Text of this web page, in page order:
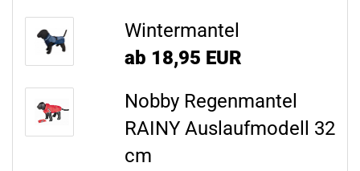
Wintermantel
ab 18,95 EUR
Nobby Regenmantel
RAINY Auslaufmodell 32
cm